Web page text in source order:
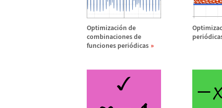
Optimización de
combinaciones de
funciones periódicas
perió